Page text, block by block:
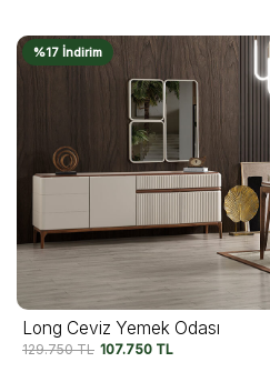
%17 İndirim
Long Ceviz Yemek Odası
129.750TL 107.750 TL